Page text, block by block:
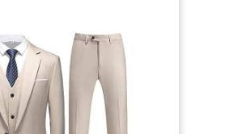
et à l'extérieur de la veste,
et arrière pour faciliter les
le pantalon, nous avons utilisé
sur le devant avec patte de
pour créer un look épuré et vous
en vous. Assorti : ensemble de